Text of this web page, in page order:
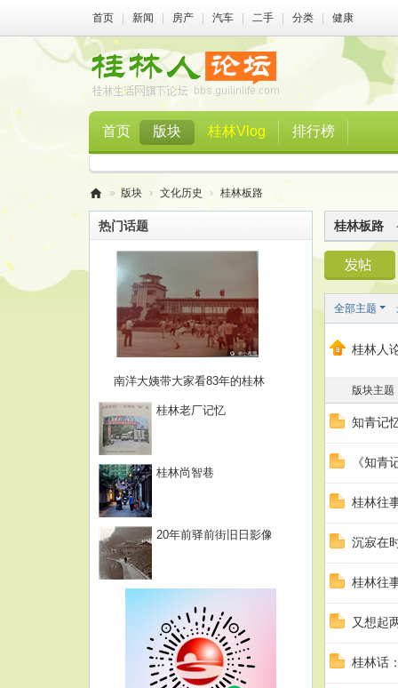
首页 新闻 房产 汽车 二手 分类 健康
首页 版块 桂林Vlog 排行榜
桂
林
» 版块 › 文化历史 › 桂林板路
热门话题
南洋大姨带大家看83年的桂林
桂林老厂记忆
桂林尚智巷
20年前驿前街旧日影像
桂林板路
全部主题
桂林人
版块主题
知青记
《知青
桂林往
沉寂在
桂林往
又想起
桂林话